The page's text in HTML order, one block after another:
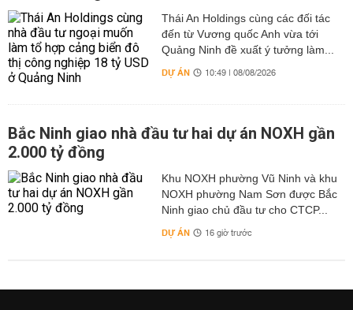
Thái An Holdings cùng các đối tác
đến từ Vương quốc Anh vừa tới
Quảng Ninh đề xuất ý tưởng làm...
DỰ ÁN 10:49 | 08/08/2026
Bắc Ninh giao nhà đầu tư hai dự án NOXH gần
2.000 tỷ đồng
Khu NOXH phường Vũ Ninh và khu
NOXH phường Nam Sơn được Bắc
Ninh giao chủ đầu tư cho CTCP...
DỰ ÁN 16 giờ trước